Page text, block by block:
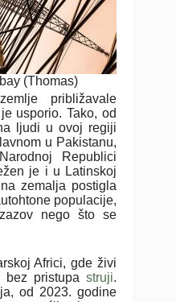
(Thomas)
približavale
usporio. Tako, od
ljudi u ovoj regiji
u Pakistanu,
Republici
je i u Latinskoj
zemalja postigla
populacije,
nego što se
Africi, gde živi
bez pristupastruji.
od 2023. godine